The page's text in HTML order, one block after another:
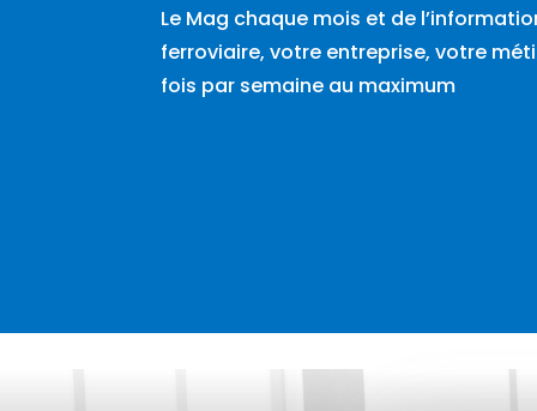
Le Mag chaque mois et de
ferroviaire, votre entreprise, votre
fois par semaine au maximum